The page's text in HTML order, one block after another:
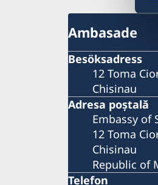
Ambasade
Besöksadress
12 Toma
Chisinau
Adresa poştală
Embassy of
12 Toma
Chisinau
Republic of
Telefon